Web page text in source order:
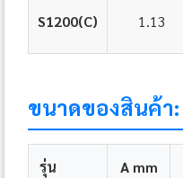
S1200(C) 1.13
ขนาดของสินค้า:
รุ่น A mm